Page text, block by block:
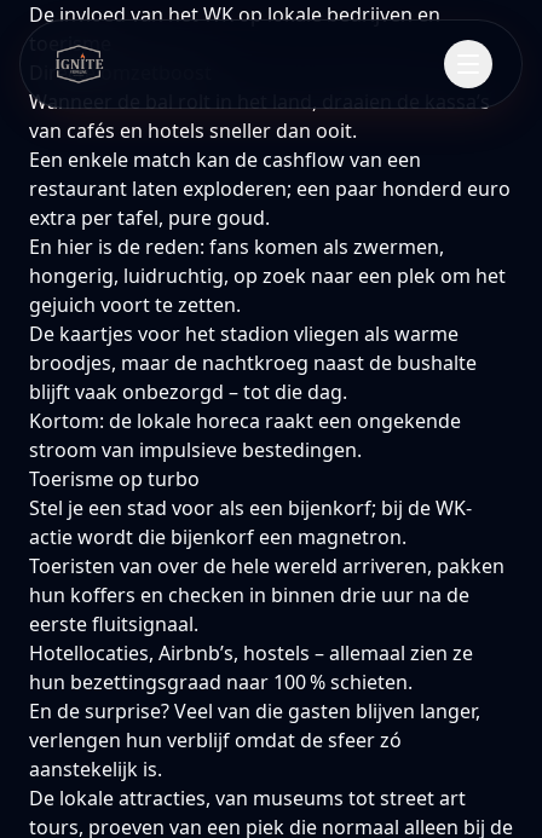
De invloed van het WK op lokale bedrijven en
toerisme
Directe omzetboost
Wanneer de bal rolt in het land, draaien de kassa’s
van cafés en hotels sneller dan ooit.
Een enkele match kan de cashflow van een
restaurant laten exploderen; een paar honderd euro
extra per tafel, pure goud.
En hier is de reden: fans komen als zwermen,
hongerig, luidruchtig, op zoek naar een plek om het
gejuich voort te zetten.
De kaartjes voor het stadion vliegen als warme
broodjes, maar de nachtkroeg naast de bushalte
blijft vaak onbezorgd – tot die dag.
Kortom: de lokale horeca raakt een ongekende
stroom van impulsieve bestedingen.
Toerisme op turbo
Stel je een stad voor als een bijenkorf; bij de WK-
actie wordt die bijenkorf een magnetron.
Toeristen van over de hele wereld arriveren, pakken
hun koffers en checken in binnen drie uur na de
eerste fluitsignaal.
Hotellocaties, Airbnb’s, hostels – allemaal zien ze
hun bezettingsgraad naar 100 % schieten.
En de surprise? Veel van die gasten blijven langer,
verlengen hun verblijf omdat de sfeer zó
aanstekelijk is.
De lokale attracties, van museums tot street art
tours, proeven van een piek die normaal alleen bij de